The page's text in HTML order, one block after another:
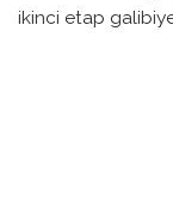
ikinci etap